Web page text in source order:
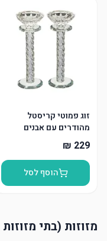
זוג פמוטי קריסטל
מהודרים עם אבנים
הוסף לסל
מזוזות (בתי